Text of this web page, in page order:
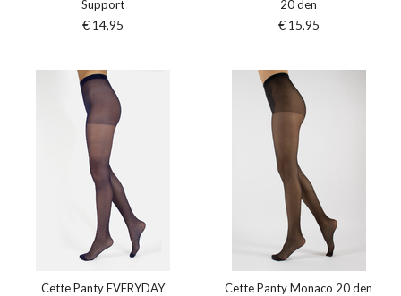
Support
€ 14,95
20 den
€ 15,95
Cette Panty EVERYDAY
Cette Panty Monaco 20 den